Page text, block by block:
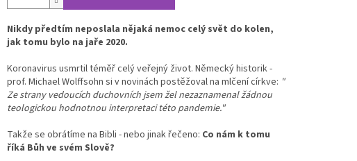
Nikdy předtím neposlala nějaká nemoc celý svět do kolen,
jak tomu bylo na jaře 2020.
Koronavirus usmrtil téměř celý veřejný život. Německý historik -
prof. Michael Wolffsohn si v novinách postěžoval na mlčení církve: "
Ze strany vedoucích duchovních jsem žel nezaznamenal žádnou
teologickou hodnotnou interpretaci této pandemie."
Takže se obrátíme na Bibli - nebo jinak řečeno: Co nám k tomu
říká Bůh ve svém Slově?